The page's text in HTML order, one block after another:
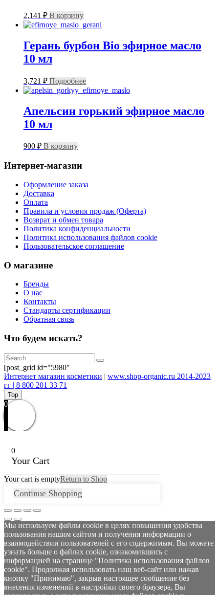
2,141 ₽ В корзину
Герань бурбон Bio эфирное масло
10 мл
3,721 ₽ Подробнее
Апельсин горький эфирное масло
10 мл
900 ₽ В корзину
Интернет-магазин
Оформление заказа
Доставка
Оплата
Правила и условия продаж (Оферта)
Возврат и обмен товара
Политика конфиденциальности
Политика использования файлов cookie
Пользовательское соглашение
О магазине
Бренды
О нас
Контакты
Стандарты сертификации
Обратная связь
Что будем искать?
[post_grid id="5980"
Интернет магазин косметики | www.shop-organic.ru 2014-2023
гг | 8 800 201 33 71
Top
0
0
Your Cart
Your cart is emptyReturn to Shop
Continue Shopping
Мы используем файлы cookie в целях повышения удобства
пользования нашим сайтом и получения информации о
взаимодействии пользователей с его содержимым. Вы можете
узнать больше о файлах cookie, ознакомившись с
информацией на странице "Политика использования файлов
cookie". Продолжая использовать наш веб-сайт или нажав
кнопку "Принимаю", закрыв настоящее сообщение без
внесения изменений в настройки своего браузера, Вы